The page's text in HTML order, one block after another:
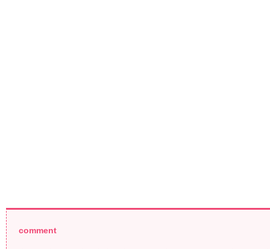
comment